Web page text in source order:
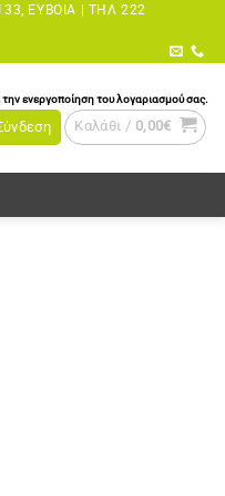
ΕΎΒΟΙΑ | ΤΗΛ 222
ενεργοποίηση του λογαριασμού σας.
Καλάθι / 0,00€